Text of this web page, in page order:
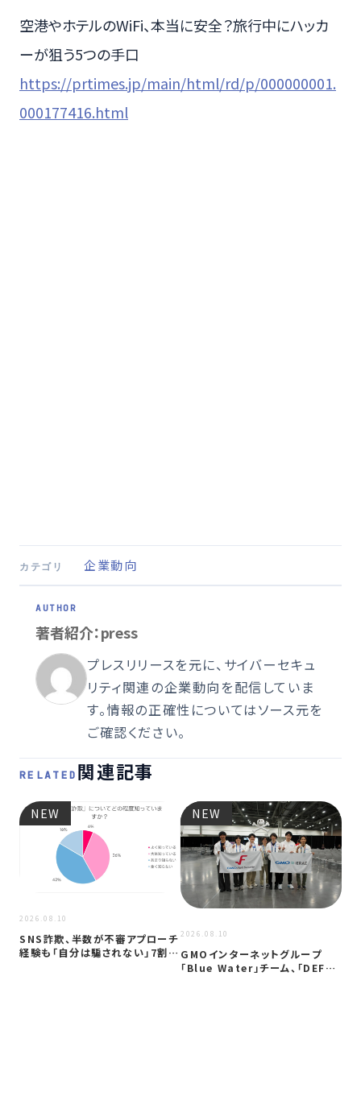
空港やホテルのWiFi、本当に安全？旅行中にハッカ
ーが狙う5つの手口
https://prtimes.jp/main/html/rd/p/000000001.
000177416.html
カテゴリ 企業動向
著者紹介：press
プレスリリースを元に、サイバーセキュ
リティ関連の企業動向を配信していま
す。情報の正確性についてはソース元を
ご確認ください。
RELATED 関連記事
NEW
2026.08.10
SNS詐欺、半数が不審アプローチ
経験も「自分は騙されない」7割超
NEW
2026.08.10
GMOインターネットグループ
「Blue Water」チーム、「DEF…